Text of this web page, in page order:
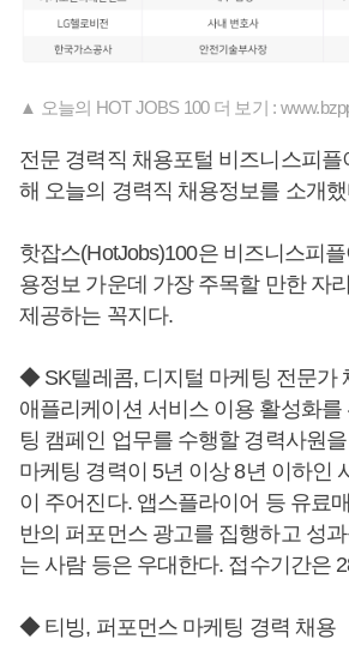
▲ 오늘의 HOT JOBS 100 더 보기 :
전문 경력직 채용포털 비즈니스피플
해 오늘의 경력직 채용정보를 소개
핫잡스(HotJobs)100은 비즈니스피
용정보 가운데 가장 주목할 만한 자
제공하는 꼭지다.
◆ SK텔레콤, 디지털 마케팅 전문가
애플리케이션 서비스 이용 활성화를
팅 캠페인 업무를 수행할 경력사원
마케팅 경력이 5년 이상 8년 이하인
이 주어진다. 앱스플라이어 등 유료
반의 퍼포먼스 광고를 집행하고 성
는 사람 등은 우대한다. 접수기간은
◆ 티빙, 퍼포먼스 마케팅 경력 채용